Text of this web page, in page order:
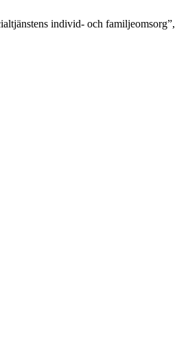
individ- och familjeomsorg”,